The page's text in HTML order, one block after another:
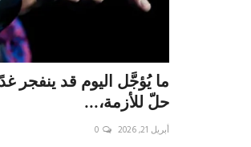
ما يُؤجَّل اليوم قد ينفجر
حلّ للأزمة،...
أبريل 21, 2026 0